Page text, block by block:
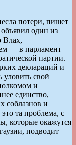
потери, пишет
один из
Влах,
— в парламент
партии.
деклараций и
свой
и
единство,
соблазнов и
та проблема, с
которые окажутся
подводит